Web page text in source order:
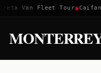
Van Fleet Tour✱Caifanes